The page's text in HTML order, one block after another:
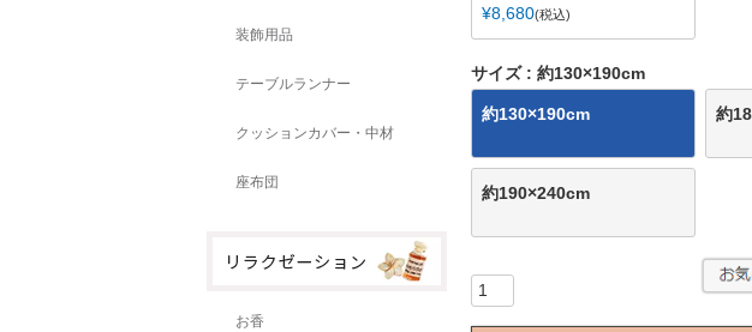
装飾用品
テーブルランナー
クッションカバー・中材
座布団
お香
¥8,680 税込
サイズ 約130×190cm
約130×190cm 約
約190×240cm